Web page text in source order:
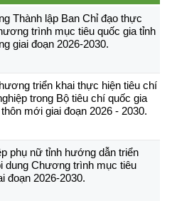
Thành lập Ban Chỉ đạo thực
trình mục tiêu quốc gia tỉnh
giai đoạn 2026-2030.
triển khai thực hiện tiêu chí
trong Bộ tiêu chí quốc gia
mới giai đoạn 2026 - 2030.
phụ nữ tỉnh hướng dẫn triển
dung Chương trình mục tiêu
đoạn 2026-2030.